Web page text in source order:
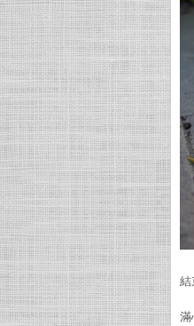
結
滿